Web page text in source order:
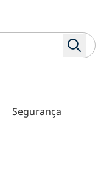
Segurança